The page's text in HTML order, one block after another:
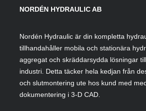
NORDÉN HYDRAULIC AB
Nordén Hydraulic är din kompletta
tillhandahåller mobila och stationära
aggregat och skräddarsydda lösningar
industri. Detta täcker hela kedjan från
och slutmontering ute hos kund med
dokumentering i 3-D CAD.